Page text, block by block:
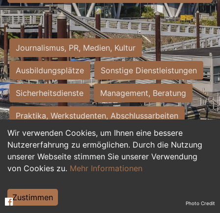
Wir verwenden Cookies, um Ihnen eine bessere
Nutzererfahrung zu ermöglichen. Durch die Nutzung
unserer Webseite stimmen Sie unserer Verwendung
von Cookies zu. Mehr Informationen
Zustimmen
Journalismus, PR, Medien, Kultur
Ausbildungsplätze Sonstige Dienstleistungen
Sicherheitsdienste Management, Beratung
Praktika, Werkstudenten, Abschlussarbeiten
Personalwesen Assistenz, Sekretariat
Hilfskräfte, Aushilfs- und Nebenjobs
Weiterbildung, Studium, duale Ausbildung Photo Credit